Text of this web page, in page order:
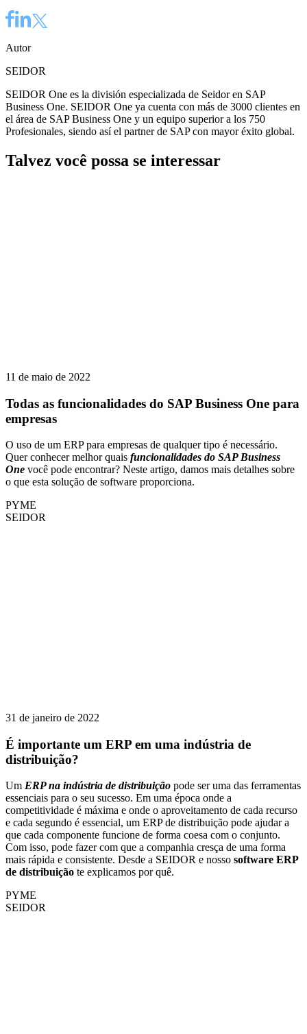
Autor
SEIDOR
SEIDOR One es la división especializada de Seidor en SAP
Business One. SEIDOR One ya cuenta con más de 3000 clientes en
el área de SAP Business One y un equipo superior a los 750
Profesionales, siendo así el partner de SAP con mayor éxito global.
Talvez você possa se interessar
11 de maio de 2022
Todas as funcionalidades do SAP Business One para
empresas
O uso de um ERP para empresas de qualquer tipo é necessário.
Quer conhecer melhor quais funcionalidades do SAP Business
One você pode encontrar? Neste artigo, damos mais detalhes sobre
o que esta solução de software proporciona.
PYME
SEIDOR
31 de janeiro de 2022
É importante um ERP em uma indústria de
distribuição?
Um ERP na indústria de distribuição pode ser uma das ferramentas
essenciais para o seu sucesso. Em uma época onde a
competitividade é máxima e onde o aproveitamento de cada recurso
e cada segundo é essencial, um ERP de distribuição pode ajudar a
que cada componente funcione de forma coesa com o conjunto.
Com isso, pode fazer com que a companhia cresça de uma forma
mais rápida e consistente. Desde a SEIDOR e nosso software ERP
de distribuição te explicamos por quê.
PYME
SEIDOR